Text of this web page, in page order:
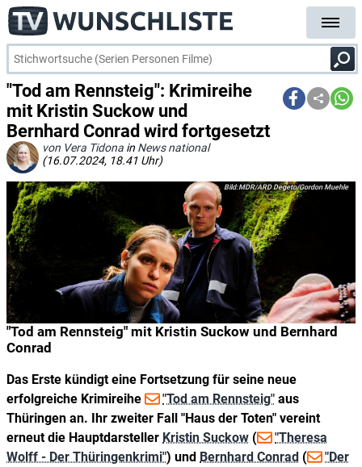
"Tod am Rennsteig": Krimireihe
mit Kristin Suckow und
Bernhard Conrad wird fortgesetzt
von Vera Tidona in News national
(16.07.2024, 18.41 Uhr)
"Tod am Rennsteig" mit Kristin Suckow und Bernhard
Conrad
MDR/ARD Degeto/Gordon Muehle
Das Erste kündigt eine Fortsetzung für seine neue
erfolgreiche Krimireihe
"Tod am Rennsteig" aus
Thüringen an. Ihr zweiter Fall "Haus der Toten" vereint
erneut die Hauptdarsteller Kristin Suckow (
"Theresa
Wolff - Der Thüringenkrimi") und Bernhard Conrad (
"Der